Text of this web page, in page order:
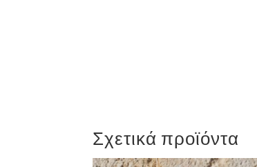
Σχετικά προϊόντα